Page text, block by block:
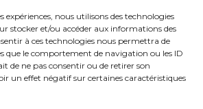
expériences, nous utilisons des technologies
stocker et/ou accéder aux informations des
à ces technologies nous permettra de
que le comportement de navigation ou les ID
de ne pas consentir ou de retirer son
un effet négatif sur certaines caractéristiques
pour les particuliers